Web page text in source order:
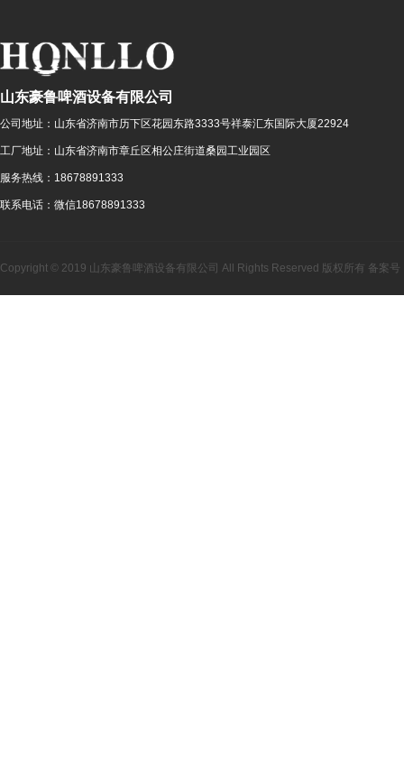
山东豪鲁啤酒设备有限公司
公司地址： 山东省济南市历下区花园东路3333号祥泰汇东国际大厦22924
工厂地址： 山东省济南市章丘区相公庄街道桑园工业园区
服务热线： 18678891333
联系电话： 微信18678891333
Copyright © 2019 山东豪鲁啤酒设备有限公司 All Rights Reserved 版权所有 备案号